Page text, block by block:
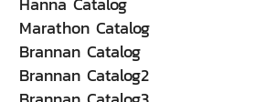
Marathon Catalog
Brannan Catalog
Brannan Catalog2